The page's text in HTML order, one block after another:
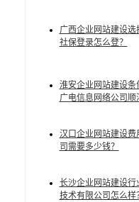
广西企业网站建设
社保登录怎么登？
淮安企业网站建设条
广电信息网络公司顺
汉口企业网站建设
司需要多少钱？
长沙企业网站建设
技术有限公司怎么样